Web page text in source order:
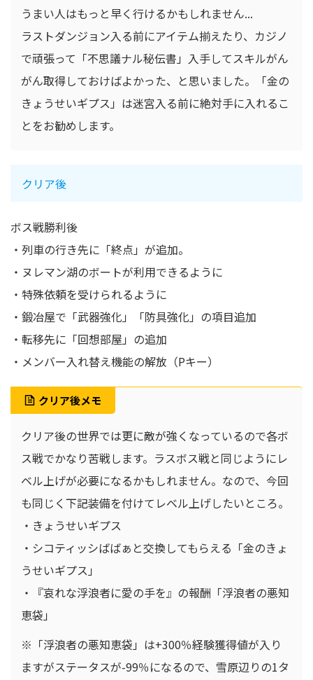
うまい人はもっと早く行けるかもしれません...
ラストダンジョン入る前にアイテム揃えたり、カジノ
で頑張って「不思議ナル秘伝書」入手してスキルがん
がん取得しておけばよかった、と思いました。「金の
きょうせいギプス」は迷宮入る前に絶対手に入れるこ
とをお勧めします。
クリア後
ボス戦勝利後
・列車の行き先に「終点」が追加。
・ヌレマン湖のボートが利用できるように
・特殊依頼を受けられるように
・鍛冶屋で「武器強化」「防具強化」の項目追加
・転移先に「回想部屋」の追加
・メンバー入れ替え機能の解放（Pキー）
クリア後メモ
クリア後の世界では更に敵が強くなっているので各ボ
ス戦でかなり苦戦します。ラスボス戦と同じようにレ
ベル上げが必要になるかもしれません。なので、今回
も同じく下記装備を付けてレベル上げしたいところ。
・きょうせいギプス
・シコティッシばばぁと交換してもらえる「金のきょ
うせいギプス」
・『哀れな浮浪者に愛の手を』の報酬「浮浪者の悪知
恵袋」
※「浮浪者の悪知恵袋」は+300％経験獲得値が入り
ますがステータスが-99％になるので、雪原辺りの1タ